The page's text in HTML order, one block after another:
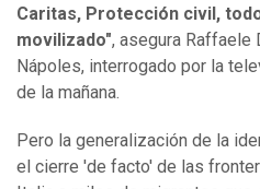
Caritas, Protección civil,
movilizado", asegura Raffaele
Nápoles, interrogado por la
de la mañana.
Pero la generalización de la
el cierre 'de facto' de las